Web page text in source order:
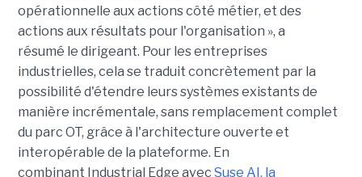
opérationnelle aux actions côté métier, et des
actions aux résultats pour l'organisation », a
résumé le dirigeant. Pour les entreprises
industrielles, cela se traduit concrètement par la
possibilité d'étendre leurs systèmes existants de
manière incrémentale, sans remplacement complet
du parc OT, grâce à l'architecture ouverte et
interopérable de la plateforme. En
combinant Industrial Edge avec Suse AI, la